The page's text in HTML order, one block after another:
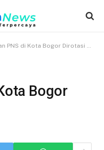
PNS di Kota Bogor Dirotasi Jabatan
Bogor